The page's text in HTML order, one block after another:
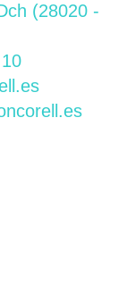
(28020 -